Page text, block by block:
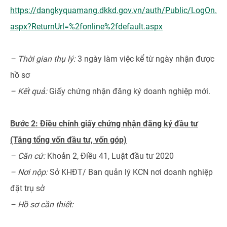
https://dangkyquamang.dkkd.gov.vn/auth/Public/LogOn.
aspx?ReturnUrl=%2fonline%2fdefault.aspx
– Thời gian thụ lý:3 ngày làm việc kể từ ngày nhận được
hồ sơ
– Kết quả:Giấy chứng nhận đăng ký doanh nghiệp mới.
Bước 2: Điều chỉnh giấy chứng nhận đăng ký đầu tư
(Tăng tổng vốn đầu tư, vốn góp)
– Căn cứ:Khoản 2, Điều 41, Luật đầu tư 2020
– Nơi nộp:Sở KHĐT/ Ban quản lý KCN nơi doanh nghiệp
đặt trụ sở
– Hồ sơ cần thiết: